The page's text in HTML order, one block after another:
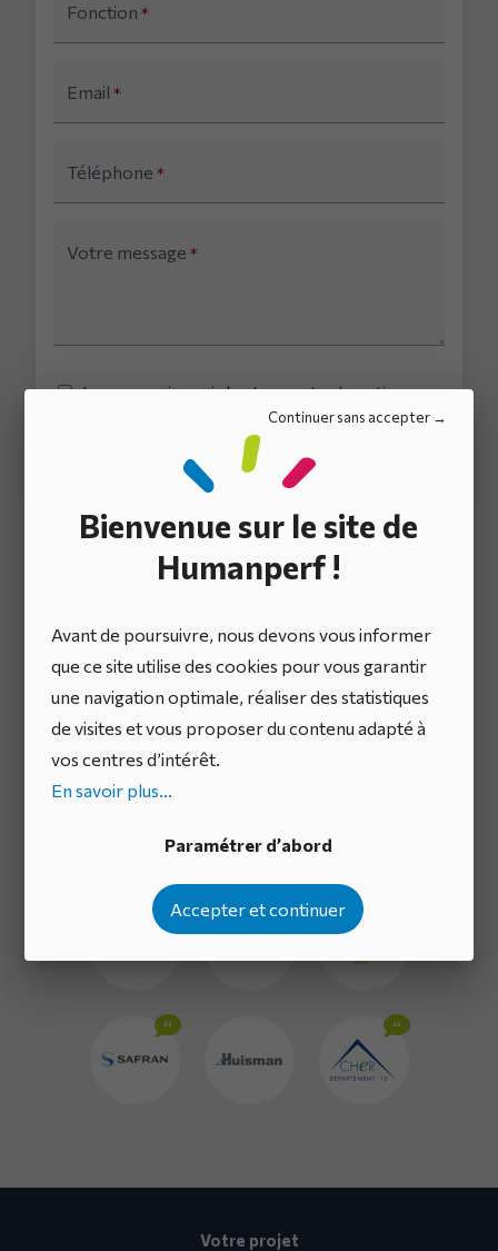
Continuer sans accepter
Bienvenue sur le site de
Humanperf !
Avant de poursuivre, nous devons vous informer
que ce site utilise des cookies pour vous garantir
une navigation optimale, réaliser des statistiques
de visites et vous proposer du contenu adapté à
vos centres d’intérêt.
En savoir plus...
Paramétrer d’abord
Accepter et continuer
Fonction *
Email *
Téléphone *
Votre message *
Je reconnais avoir lu et accepterla notice
sur le traitement des données
Plus d’un demi-
million
d’utilisateurs dans
le monde entier
Votre projet